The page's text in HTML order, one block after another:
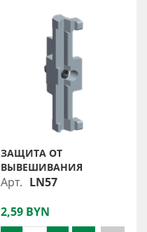
ЗАЩИТА ОТ
ВЫВЕШИВАНИЯ
Арт. LN57
2,59 BYN